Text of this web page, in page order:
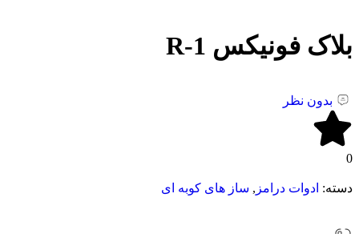
بلاک فونیکس R-1
بدون نظر
0
دسته: ادوات درامز , ساز های کوبه ای